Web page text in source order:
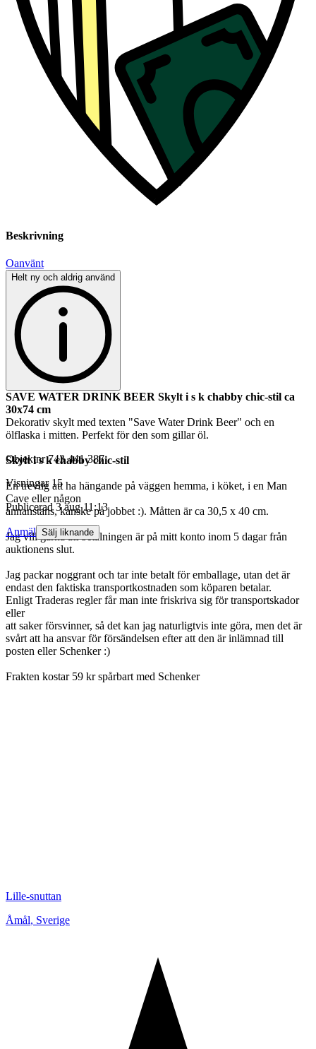
Beskrivning
Oanvänt
Helt ny och aldrig använd
SAVE WATER DRINK BEER Skylt i s k chabby chic-stil ca
30x74 cm
Dekorativ skylt med texten "Save Water Drink Beer" och en
ölflaska i mitten. Perfekt för den som gillar öl.
Skylt i s k chabby chic-stil
En trevlig att ha hängande på väggen hemma, i köket, i en Man
Cave eller någon
annanstans, kanske på jobbet :). Måtten är ca 30,5 x 40 cm.
Jag vill gärna att betalningen är på mitt konto inom 5 dagar från
auktionens slut.
Jag packar noggrant och tar inte betalt för emballage, utan det är
endast den faktiska transportkostnaden som köparen betalar.
Enligt Traderas regler får man inte friskriva sig för transportskador
eller
att saker försvinner, så det kan jag naturligtvis inte göra, men det är
svårt att ha ansvar för försändelsen efter att den är inlämnad till
posten eller Schenker :)
Frakten kostar 59 kr spårbart med Schenker
Objektnr 743 441 387
Visningar 15
Publicerad 3 aug 11:13
Anmäl Sälj liknande
Lille-snuttan
Åmål, Sverige